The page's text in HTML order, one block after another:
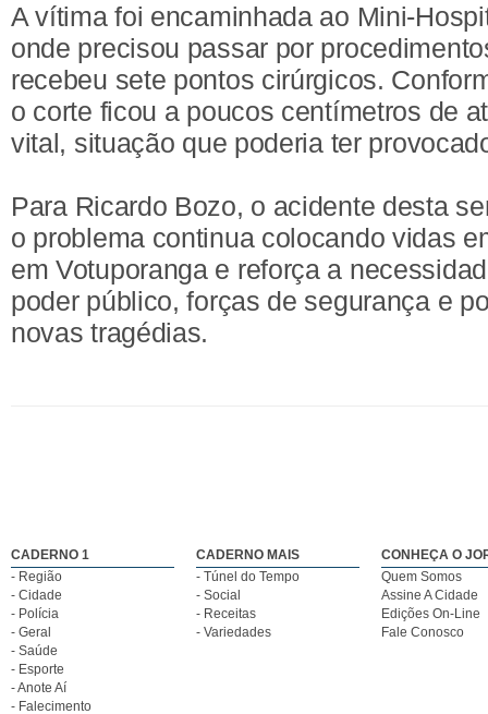
A vítima foi encaminhada ao Mini-
onde precisou passar por
recebeu sete pontos cirúrgicos.
o corte ficou a poucos centímetros de
vital, situação que poderia ter
Para Ricardo Bozo, o acidente desta
o problema continua colocando vidas
em Votuporanga e reforça a
poder público, forças de segurança e
novas tragédias.
CADERNO 1
- Região
- Cidade
- Polícia
- Geral
- Saúde
- Esporte
- Anote Aí
- Falecimento
CADERNO MAIS
- Túnel do Tempo
- Social
- Receitas
- Variedades
CONHEÇA O
Quem Somos
Assine A Cidade
Edições On-Line
Fale Conosco